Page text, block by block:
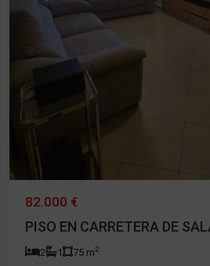
82.000 €
PISO EN CARRETERA DE
2 1 75 m2